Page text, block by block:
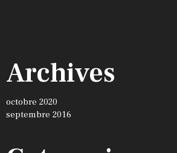
Archives
octobre 2020
septembre 2016